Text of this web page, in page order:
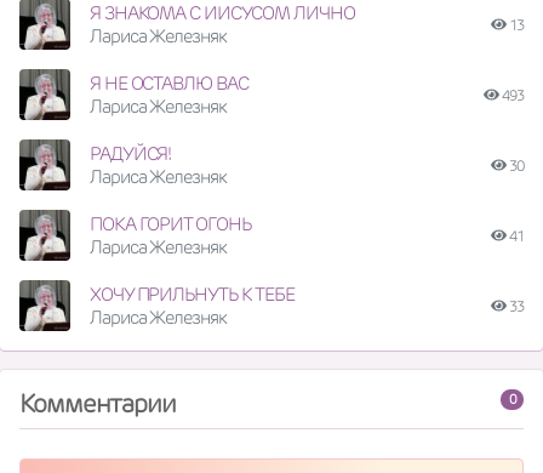
Я ЗНАКОМА С ИИСУСОМ ЛИЧНО
Лариса Железняк
13
Я НЕ ОСТАВЛЮ ВАС
Лариса Железняк
493
РАДУЙСЯ!
Лариса Железняк
30
ПОКА ГОРИТ ОГОНЬ
Лариса Железняк
41
ХОЧУ ПРИЛЬНУТЬ К ТЕБЕ
Лариса Железняк
33
0
Комментарии